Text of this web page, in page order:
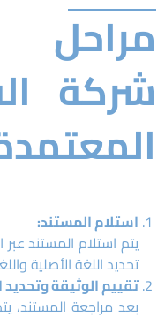
شركة
استلام المستند:
يتم استلام المستند
تحديد اللغة الأصلية
تقييم الوثيقة
بعد مراجعة المستند،